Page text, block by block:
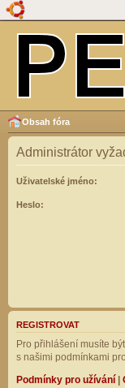
Obsah fóra
Administrátor
Uživatelské jméno:
Heslo:
REGISTROVAT
Pro přihlášení musíte
s našimi podmínkami
Podmínky pro užívání |